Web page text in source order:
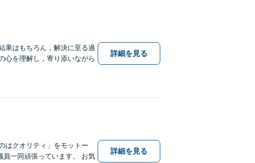
果はもちろん，解決に至る過
心を理解し，寄り添いながら
詳細を見る
はクオリティ」をモットー
員一同頑張っています。 お気
詳細を見る